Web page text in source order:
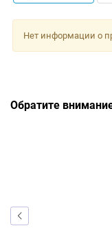
Нет информации о
Обратите